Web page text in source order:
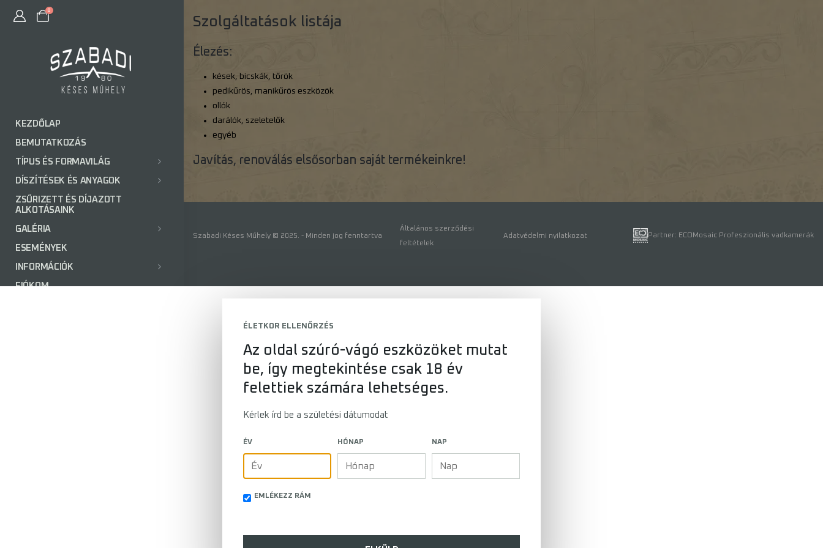
0
KEZDŐLAP
BEMUTATKOZÁS
TÍPUS ÉS FORMAVILÁG
DÍSZÍTÉSEK ÉS ANYAGOK
ZSŰRIZETT ÉS DÍJAZOTT
ALKOTÁSAINK
GALÉRIA
ESEMÉNYEK
INFORMÁCIÓK
FIÓKOM
Szolgáltatások listája
Élezés:
kések, bicskák, tőrök
pedikűrös, manikűrös eszközök
ollók
darálók, szeletelők
egyéb
Javítás, renoválás elsősorban saját termékeinkre!
Szabadi Késes Műhely © 2025. - Minden jog fenntartva
Általános szerződési
feltételek
Adatvédelmi nyilatkozat Partner: ECOMosaic Profeszionális vadkamerák
ÉLETKOR ELLENŐRZÉS
Az oldal szúró-vágó eszközöket mutat
be, így megtekintése csak 18 év
felettiek számára lehetséges.
Kérlek írd be a születési dátumodat
ÉV HÓNAP NAP
EMLÉKEZZ RÁM